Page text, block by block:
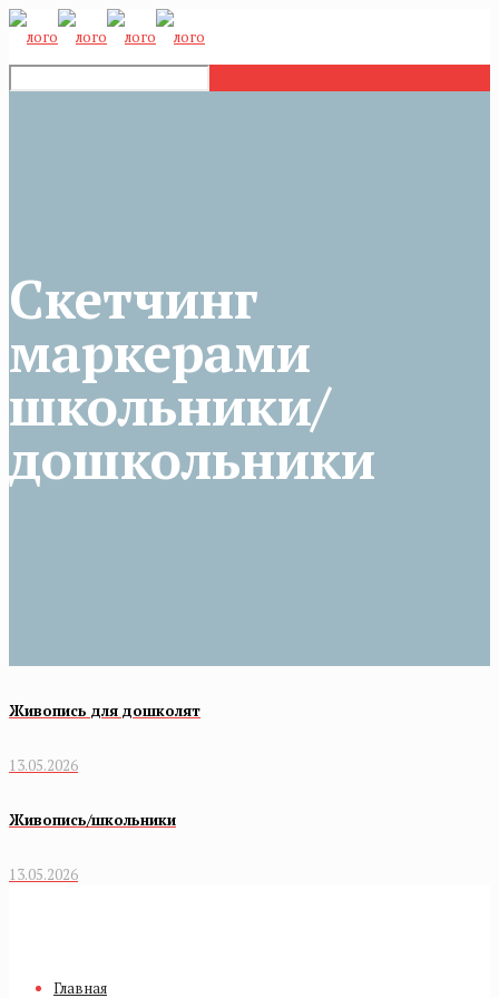
Скетчинг
маркерами
школьники/
дошкольники
Живопись для дошколят
13.05.2026
Живопись/школьники
13.05.2026
Главная